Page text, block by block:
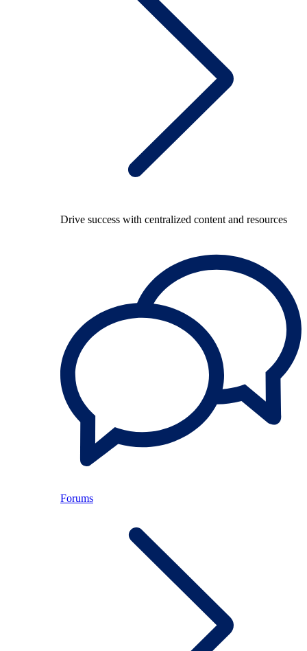
Drive success with centralized content and resources
Forums